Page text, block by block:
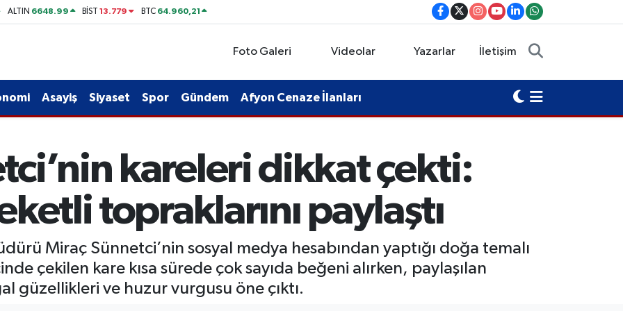
ALTIN 6648.99 BİST13.779 BTC 64.960,21
Foto Galeri Videolar Yazarlar İletişim
Asayiş Siyaset Spor Gündem Afyon Cenaze İlanları
kareleri dikkat çekti:
topraklarını paylaştı
Miraç Sünnetci’nin sosyal medya hesabından yaptığı doğa temalı
çekilen kare kısa sürede çok sayıda beğeni alırken, paylaşılan
güzellikleri ve huzur vurgusu öne çıktı.